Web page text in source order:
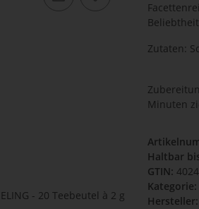
Zutaten:
Minuten
Haltbar
GTIN:
Kategorie:
Hersteller: